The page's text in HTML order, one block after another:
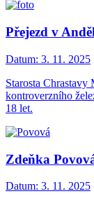
Přejezd v
Datum: 3. 11. 2025
Starosta
kontroverzního
18 let.
Zdeňka
Datum: 3. 11. 2025